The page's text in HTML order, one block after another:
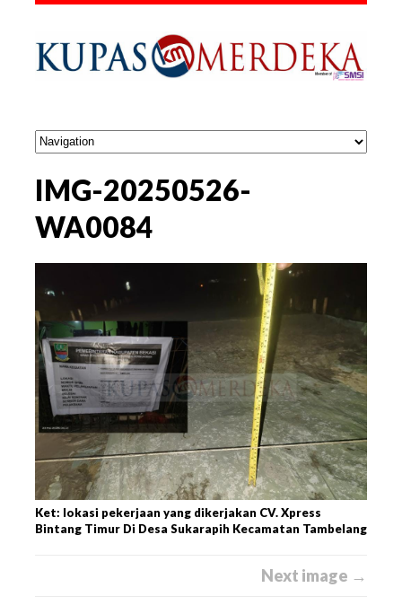
IMG-20250526-
WA0084
Ket: lokasi pekerjaan yang dikerjakan CV. Xpress
Bintang Timur Di Desa Sukarapih Kecamatan Tambelang
Next image →